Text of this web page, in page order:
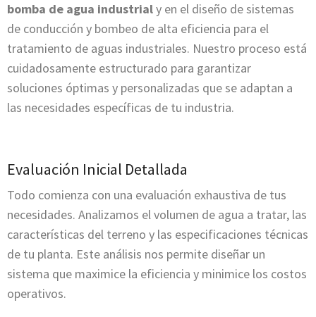
bomba de agua industrialy en el diseño de sistemas
de conducción y bombeo de alta eficiencia para el
tratamiento de aguas industriales. Nuestro proceso está
cuidadosamente estructurado para garantizar
soluciones óptimas y personalizadas que se adaptan a
las necesidades específicas de tu industria.
Evaluación Inicial Detallada
Todo comienza con una evaluación exhaustiva de tus
necesidades. Analizamos el volumen de agua a tratar, las
características del terreno y las especificaciones técnicas
de tu planta. Este análisis nos permite diseñar un
sistema que maximice la eficiencia y minimice los costos
operativos.